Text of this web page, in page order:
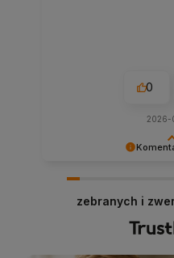
internetowego
0
2026-
zebranych i